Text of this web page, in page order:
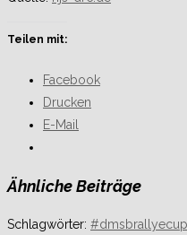
Teilen mit:
Facebook
Drucken
E-Mail
Ähnliche Beiträge
Schlagwörter: #dmsbrallyecup